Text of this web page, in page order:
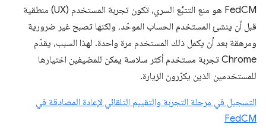
FedCM هو منع التتبُّع السري، تكون تجربة المستخدم (UX) منطقية
قبل أن ينشئ المستخدم الحساب الموحّد، ولكنها تصبح غير ضرورية
ومرهقة بعد أن يكمل ذلك المستخدم مرة واحدة. لهذا السبب، يقدّم
Chrome تجربة مستخدم أكثر سلاسة يمكن للمضيفين اختيارها
للمستخدمين الذين يكرّرون الزيارة.
التسجيل في مرحلة التجربة والتقييم التلقائي لإعادة المصادقة في
FedCM